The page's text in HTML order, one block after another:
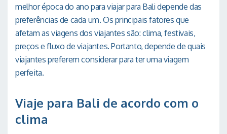
melhor época do ano para viajar para Bali depende das
preferências de cada um. Os principais fatores que
afetam as viagens dos viajantes são: clima, festivais,
preços e fluxo de viajantes. Portanto, depende de quais
viajantes preferem considerar para ter uma viagem
perfeita.
Viaje para Bali de acordo com o
clima